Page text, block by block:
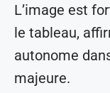
L’image est
le tableau,
autonome
majeure.